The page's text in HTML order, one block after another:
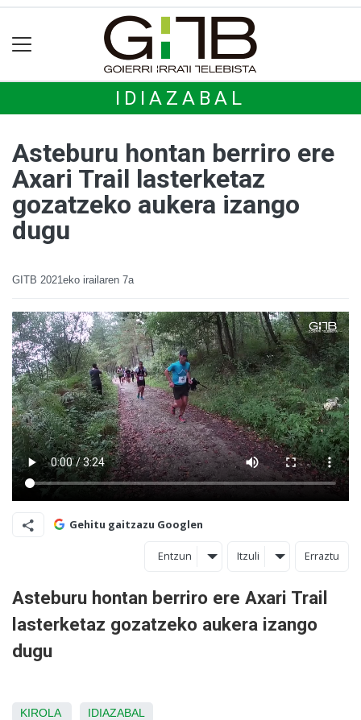
IDIAZABAL
Asteburu hontan berriro ere
Axari Trail lasterketaz
gozatzeko aukera izango
dugu
GITB 2021eko irailaren 7a
Gehitu gaitzazu Googlen
Entzun Itzuli Erraztu
Asteburu hontan berriro ere Axari Trail
lasterketaz gozatzeko aukera izango
dugu
KIROLA IDIAZABAL